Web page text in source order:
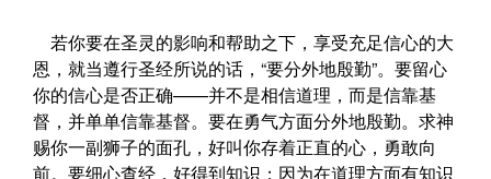
若你要在圣灵的影响和帮助之下，享受充足信心的大
恩，就当遵行圣经所说的话，“要分外地殷勤”。要留心
你的信心是否正确——并不是相信道理，而是信靠基
督，并单单信靠基督。要在勇气方面分外地殷勤。求神
赐你一副狮子的面孔，好叫你存着正直的心，勇敢向
前。要细心查经，好得到知识；因为在道理方面有知识